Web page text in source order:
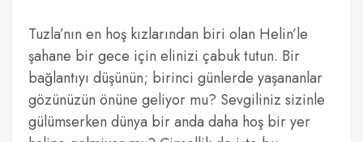
Tuzla’nın en hoş kızlarından biri olan Helin’le
şahane bir gece için elinizi çabuk tutun. Bir
bağlantıyı düşünün; birinci günlerde yaşananlar
gözünüzün önüne geliyor mu? Sevgiliniz sizinle
gülümserken dünya bir anda daha hoş bir yer